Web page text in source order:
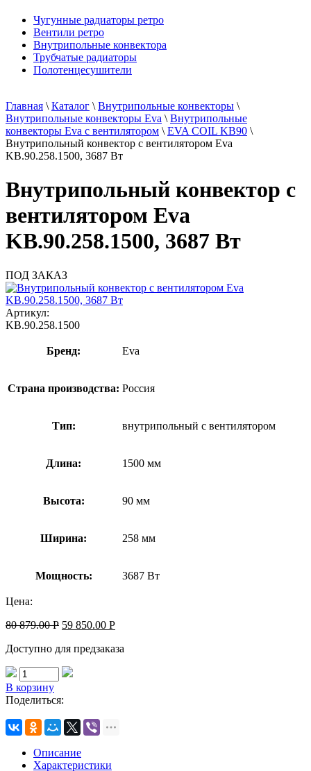
Чугунные радиаторы ретро
Вентили ретро
Внутрипольные конвектора
Трубчатые радиаторы
Полотенцесушители
Главная \ Каталог \ Внутрипольные конвекторы \
Внутрипольные конвекторы Eva \ Внутрипольные
конвекторы Eva с вентилятором \ EVA COIL KB90 \
Внутрипольный конвектор с вентилятором Eva
KB.90.258.1500, 3687 Вт
Внутрипольный конвектор с
вентилятором Eva
KB.90.258.1500, 3687 Вт
ПОД ЗАКАЗ
Артикул:
KB.90.258.1500
Бренд: Eva
Страна производства: Россия
Тип: внутрипольный с вентилятором
Длина: 1500 мм
Высота: 90 мм
Ширина: 258 мм
Мощность: 3687 Вт
Цена:
80 879.00Р 59 850.00 Р
Доступно для предзаказа
В корзину
Поделиться:
Описание
Характеристики